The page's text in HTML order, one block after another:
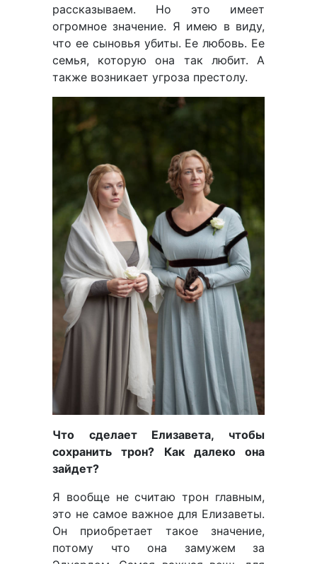
рассказываем. Но это имеет
огромное значение. Я имею в виду,
что ее сыновья убиты. Ее любовь. Ее
семья, которую она так любит. А
также возникает угроза престолу.
Что сделает Елизавета, чтобы
сохранить трон? Как далеко она
зайдет?
Я вообще не считаю трон главным,
это не самое важное для Елизаветы.
Он приобретает такое значение,
потому что она замужем за